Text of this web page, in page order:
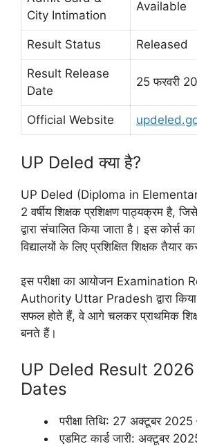
City Intimation
Available
Result Status Released
Result Release
Date
25 फरवरी
Official Website
UP Deled क्या है?
UP Deled (Diploma in
2 वर्षीय शिक्षक प्रशिक्षण पाठ्यक्रम है,
द्वारा संचालित किया जाता है। इस कोर्स
विद्यालयों के लिए प्रशिक्षित शिक्षक तैयार
इस परीक्षा का आयोजन Examination
Authority Uttar Pradesh द्वारा किया
सफल होते हैं, वे आगे चलकर प्राथमिक
बनते हैं।
UP Deled Result
Dates
परीक्षा तिथि: 27 अक्टूबर
एडमिट कार्ड जारी: अक्टूबर